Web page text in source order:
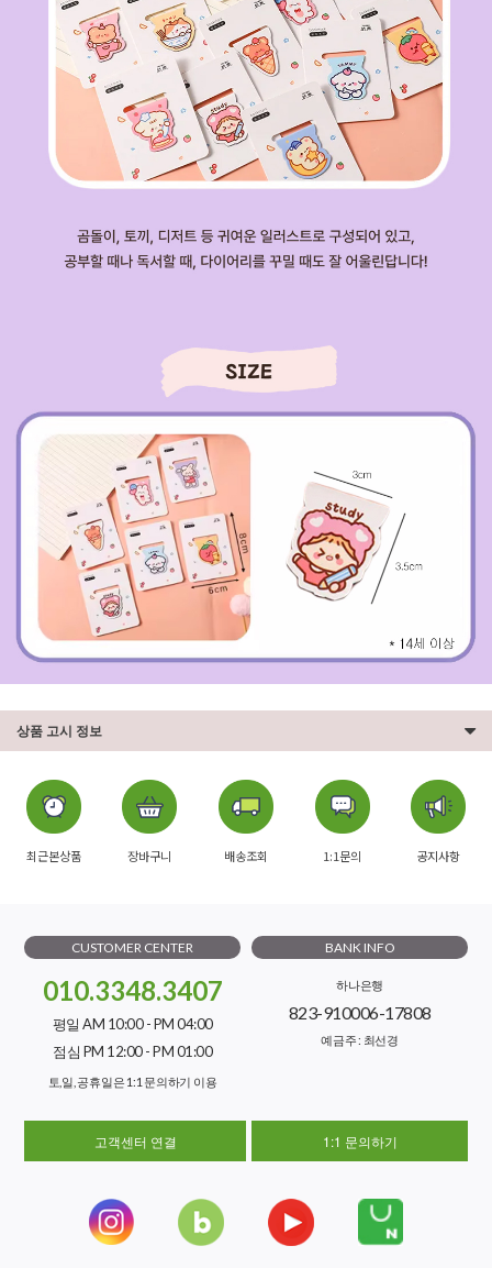
상품 고시 정보
최근본상품 장바구니 배송조회 1:1문의 공지사항
CUSTOMER CENTER
010.3348.3407
평일 AM 10:00 - PM 04:00
점심 PM 12:00 - PM 01:00
토,일, 공휴일은 1:1 문의하기 이용
BANK INFO
하나은행
823-910006-17808
예금주 : 최선경
고객센터 연결 1:1 문의하기